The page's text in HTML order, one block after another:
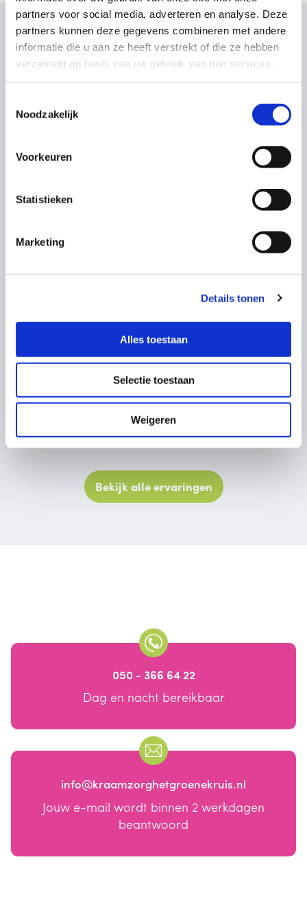
partners voor social media, adverteren en analyse. Deze
partners kunnen deze gegevens combineren met andere
informatie die u aan ze heeft verstrekt of die ze hebben
verzameld op basis van uw gebruik van hun services.
Noodzakelijk
Voorkeuren
Statistieken
Marketing
Details tonen
Alles toestaan
Selectie toestaan
Weigeren
Wat onze klanten zeggen
Owen Jake
“Een ontzettend fijne kraamweek
gehad met de doorgewinterde
kraamverzorgsters Caty en Nicolien.
Beide echt...”
- Trotse ouders van Owen Jake
Bekijk alle ervaringen
050 - 366 64 22
Dag en nacht bereikbaar
info@kraamzorghetgroenekruis.nl
Jouw e-mail wordt binnen 2 werkdagen
beantwoord